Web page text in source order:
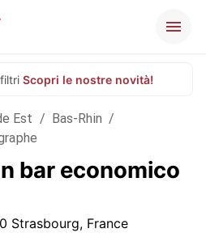
Scopri le nostre novità!
Est / Bas-Rhin /
bar economico
Strasbourg, France